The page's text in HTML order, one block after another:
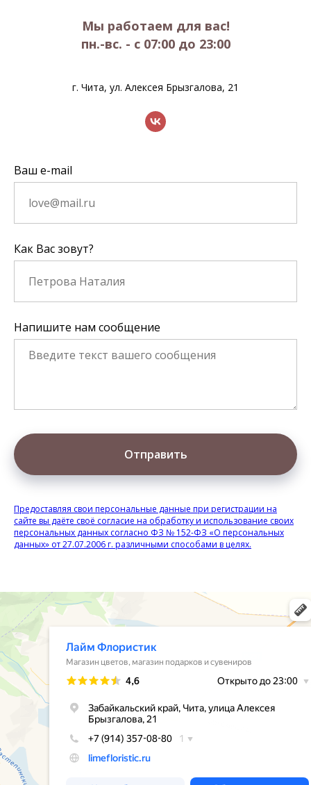
Мы работаем для вас!
пн.-вс. - с 07:00 до 23:00
г. Чита, ул. Алексея Брызгалова, 21
Ваш e-mail
Как Вас зовут?
Напишите нам сообщение
Отправить
Предоставляя свои персональные данные при регистрации на
сайте вы даёте своё согласие на обработку и использование своих
персональных данных согласно ФЗ № 152-ФЗ «О персональных
данных» от 27.07.2006 г. различными способами в целях.